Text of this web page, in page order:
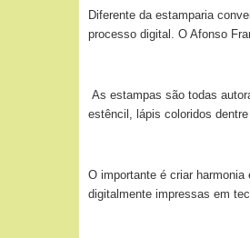
Diferente da estamparia
processo digital. O Afonso
As estampas são todas
estêncil, lápis coloridos
O importante é criar
digitalmente impressas em